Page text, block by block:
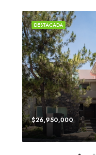
DESTACADA
$26,950,000